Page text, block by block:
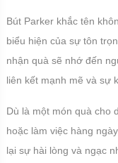
Bút Parker khắc tên
biểu hiện của sự tôn
nhận quà sẽ nhớ đến
liên kết mạnh mẽ và sự
Dù là một món quà cho
hoặc làm việc hàng
lại sự hài lòng và ngạc